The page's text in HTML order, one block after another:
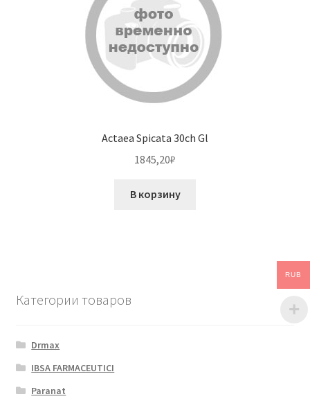
Actaea Spicata 30ch Gl
1845,20₽
В корзину
Категории товаров
Drmax
IBSA FARMACEUTICI
Paranat
RUB